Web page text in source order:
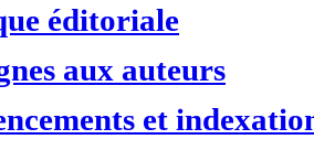
éditoriale
aux auteurs
et